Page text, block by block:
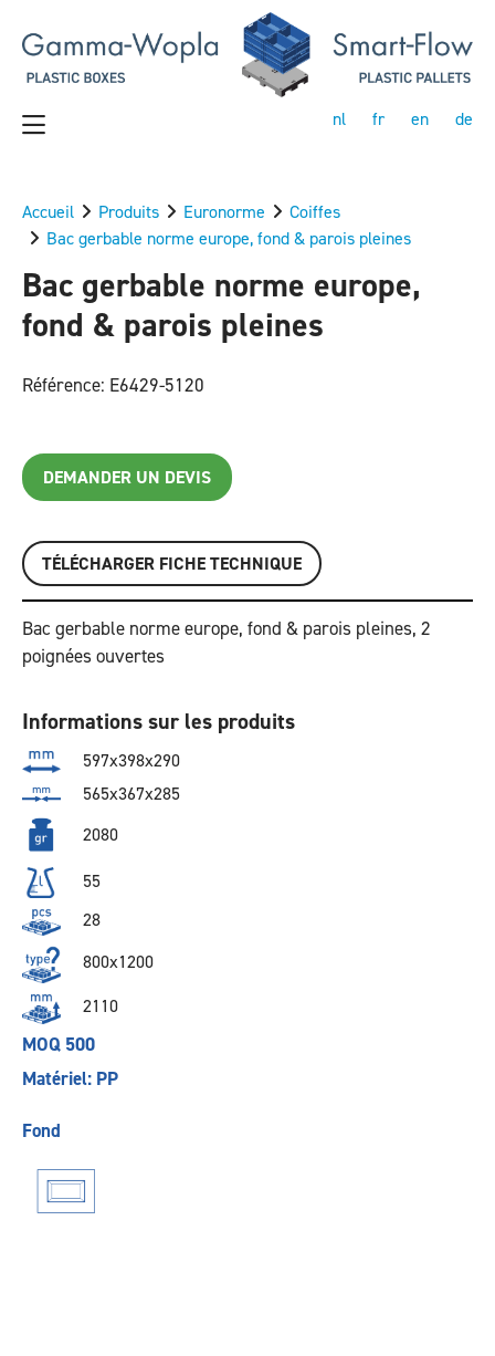
nl fr en de
Accueil Produits Euronorme
Coiffes
Bac gerbable norme europe, fond & parois pleines
Bac gerbable norme europe,
fond & parois pleines
Référence: E6429-5120
DEMANDER UN DEVIS
TÉLÉCHARGER FICHE TECHNIQUE
Bac gerbable norme europe, fond & parois pleines, 2
poignées ouvertes
Informations sur les produits
597x398x290
565x367x285
2080
55
28
800x1200
2110
MOQ 500
Matériel: PP
Fond